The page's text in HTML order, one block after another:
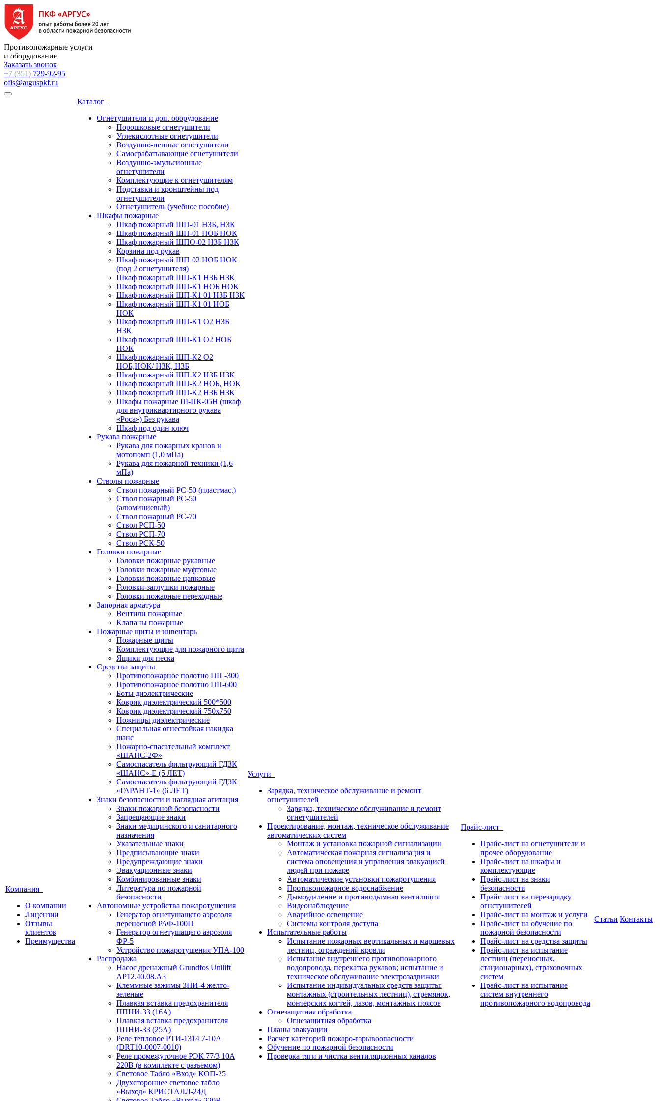
Противопожарные услуги
и оборудование
Заказать звонок
+7 (351) 729-92-95
ofis@arguspkf.ru
Компания
О компании
Лицензии
Отзывы
клиентов
Преимущества
Каталог
Огнетушители и доп. оборудование
Порошковые огнетушители
Углекислотные огнетушители
Воздушно-пенные огнетушители
Самосрабатывающие огнетушители
Воздушно-эмульсионные
огнетушители
Комплектующие к огнетушителям
Подставки и кронштейны под
огнетушители
Огнетушитель (учебное пособие)
Шкафы пожарные
Шкаф пожарный ШП-01 НЗБ, НЗК
Шкаф пожарный ШП-01 НОБ НОК
Шкаф пожарный ШПО-02 НЗБ НЗК
Корзина под рукав
Шкаф пожарный ШП-02 НОБ НОК
(под 2 огнетушителя)
Шкаф пожарный ШП-К1 НЗБ НЗК
Шкаф пожарный ШП-К1 НОБ НОК
Шкаф пожарный ШП-К1 01 НЗБ НЗК
Шкаф пожарный ШП-К1 01 НОБ
НОК
Шкаф пожарный ШП-К1 О2 НЗБ
НЗК
Шкаф пожарный ШП-К1 О2 НОБ
НОК
Шкаф пожарный ШП-К2 О2
НОБ,НОК/ НЗК, НЗБ
Шкаф пожарный ШП-К2 НЗБ НЗК
Шкаф пожарный ШП-К2 НОБ, НОК
Шкаф пожарный ШП-К2 НЗБ НЗК
Шкафы пожарные Ш-ПК-05Н (шкаф
для внутриквартирного рукава
«Роса») Без рукава
Шкаф под один ключ
Рукава пожарные
Рукава для пожарных кранов и
мотопомп (1,0 мПа)
Рукава для пожарной техники (1,6
мПа)
Стволы пожарные
Ствол пожарный РС-50 (пластмас.)
Ствол пожарный РС-50
(алюминиевый)
Ствол пожарный РС-70
Ствол РСП-50
Ствол РСП-70
Ствол РСК-50
Головки пожарные
Головки пожарные рукавные
Головки пожарные муфтовые
Головки пожарные цапковые
Головки-заглушки пожарные
Головки пожарные переходные
Запорная арматура
Вентили пожарные
Клапаны пожарные
Пожарные щиты и инвентарь
Пожарные щиты
Комплектующие для пожарного щита
Ящики для песка
Средства защиты
Противопожарное полотно ПП -300
Противопожарное полотно ПП-600
Боты диэлектрические
Коврик диэлектрический 500*500
Коврик диэлектрический 750х750
Ножницы диэлектрические
Специальная огнестойкая накидка
шанс
Пожарно-спасательный комплект
«ШАНС-2Ф»
Самоспасатель фильтрующий ГДЗК
«ШАНС»-Е (5 ЛЕТ)
Самоспасатель фильтрующий ГДЗК
«ГАРАНТ-1» (6 ЛЕТ)
Знаки безопасности и наглядная агитация
Знаки пожарной безопасности
Запрещающие знаки
Знаки медицинского и санитарного
назначения
Указательные знаки
Предписывающие знаки
Предупреждающие знаки
Эвакуационные знаки
Комбинированные знаки
Литература по пожарной
безопасности
Автономные устройства пожаротушения
Генератор огнетушащего аэрозоля
переносной РАФ-100П
Генератор огнетушащего аэрозоля
ФР-5
Устройство пожаротушения УПА-100
Распродажа
Насос дренажный Grundfos Unilift
АP12.40.08.A3
Клеммные зажимы ЗНИ-4 желто-
зеленые
Плавкая вставка предохранителя
ППНИ-33 (16А)
Плавкая вставка предохранителя
ППНИ-33 (25А)
Реле тепловое РТИ-1314 7-10А
(DRT10-0007-0010)
Реле промежуточное РЭК 77/3 10А
220В (в комплекте с разъемом)
Световое Табло «Вход» КОП-25
Двухстороннее световое табло
«Выход» КРИСТАЛЛ-24Д
Услуги
Зарядка, техническое обслуживание и ремонт
огнетушителей
Зарядка, техническое обслуживание и ремонт
огнетушителей
Проектирование, монтаж, техническое обслуживание
автоматических систем
Монтаж и установка пожарной сигнализации
Автоматическая пожарная сигнализация и
система оповещения и управления эвакуацией
людей при пожаре
Автоматические установки пожаротушения
Противопожарное водоснабжение
Дымоудаление и противодымная вентиляция
Видеонаблюдение
Аварийное освещение
Системы контроля доступа
Испытательные работы
Испытание пожарных вертикальных и маршевых
лестниц, ограждений кровли
Испытание внутреннего противопожарного
водопровода, перекатка рукавов; испытание и
техническое обслуживание электрозадвижки
Испытание индивидуальных средств защиты:
монтажных (строительных лестниц), стремянок,
монтерских когтей, лазов, монтажных поясов
Огнезащитная обработка
Огнезащитная обработка
Планы эвакуации
Расчет категорий пожаро-взрывоопасности
Обучение по пожарной безопасности
Проверка тяги и чистка вентиляционных каналов
Прайс-лист
Прайс-лист на огнетушители и
прочее оборудование
Прайс-лист на шкафы и
комплектующие
Прайс-лист на знаки
безопасности
Прайс-лист на перезарядку
огнетушителей
Прайс-лист на монтаж и услуги
Прайс-лист на обучение по
пожарной безопасности
Прайс-лист на средства защиты
Прайс-лист на испытание
лестниц (переносных,
стационарных), страховочных
систем
Прайс-лист на испытание
систем внутреннего
противопожарного водопровода
Статьи Контакты